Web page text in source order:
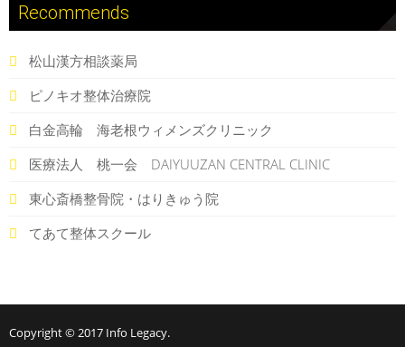
Recommends
松山漢方相談薬局
ピノキオ整体治療院
白金高輪 海老根ウィメンズクリニック
医療法人 桃一会 DAIYUUZAN CENTRAL CLINIC
東心斎橋整骨院・はりきゅう院
てあて整体スクール
Copyright © 2017 Info Legacy.